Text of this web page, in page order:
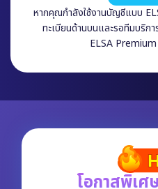
หากคุณกำลังใช้งานบัญชีแบบ
ทะเบียนด้านบนและรอทีมบริก
ELSA Premium
โอกาสพิเศ